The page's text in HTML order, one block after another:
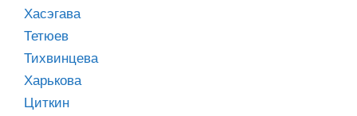
Хасэгава
Тетюев
Тихвинцева
Харькова
Циткин